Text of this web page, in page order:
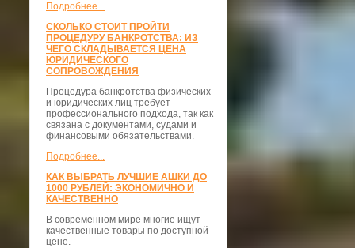
Подробнее...
СКОЛЬКО СТОИТ ПРОЙТИ
ПРОЦЕДУРУ БАНКРОТСТВА: ИЗ
ЧЕГО СКЛАДЫВАЕТСЯ ЦЕНА
ЮРИДИЧЕСКОГО
СОПРОВОЖДЕНИЯ
Процедура банкротства физических
и юридических лиц требует
профессионального подхода, так как
связана с документами, судами и
финансовыми обязательствами.
Подробнее...
КАК ВЫБРАТЬ ЛУЧШИЕ АШКИ ДО
1000 РУБЛЕЙ: ЭКОНОМИЧНО И
КАЧЕСТВЕННО
В современном мире многие ищут
качественные товары по доступной
цене.